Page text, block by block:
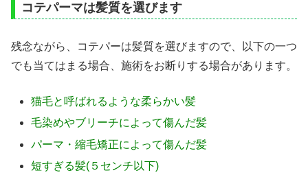
コテパーマは髪質を選びます
残念ながら、コテパーは髪質を選びますので、以下の一つ
でも当てはまる場合、施術をお断りする場合があります。
猫毛と呼ばれるような柔らかい髪
毛染めやブリーチによって傷んだ髪
パーマ・縮毛矯正によって傷んだ髪
短すぎる髪(５センチ以下)